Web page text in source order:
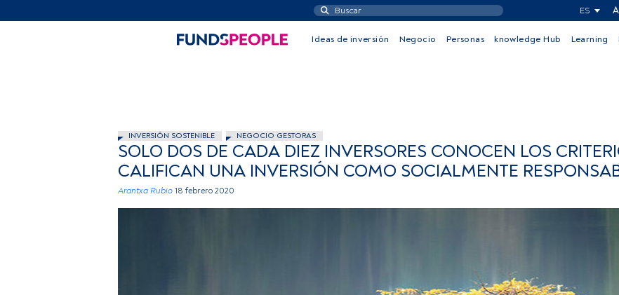
ES
Ideas de inversión Negocio Personas knowledge Hub Learning
INVERSIÓN SOSTENIBLE NEGOCIO GESTORAS
SOLO DOS DE CADA DIEZ INVERSORES CONOCEN LOS
CALIFICAN UNA INVERSIÓN COMO SOCIALMENTE
Arantxa Rubio 18 febrero 2020